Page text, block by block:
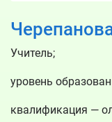
Учитель;
уровень
квалификация —